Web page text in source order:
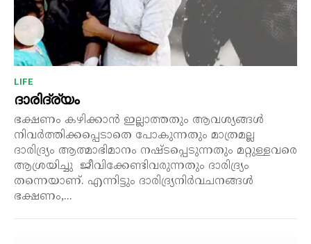
LIFE
ദാരിദ്ര്യം
ഭക്ഷണം കഴിക്കാൻ ഇല്ലാത്തതും ആവശ്യങ്ങൾ
നിവർത്തിക്കപ്പെടാതെ പോകുന്നതും മാത്രമല്ല
ദാരിദ്ര്യം ആത്മാഭിമാനം നഷ്ടപ്പെടുന്നതും മറ്റുള്ളവരെ
ആശ്രയിച്ചു ജീവിക്കേണ്ടിവരുന്നതും ദാരിദ്ര്യം
തന്നെയാണ്. എന്നിട്ടും ദാരിദ്ര്യനിർവചനങ്ങൾ
ഭക്ഷണം,...